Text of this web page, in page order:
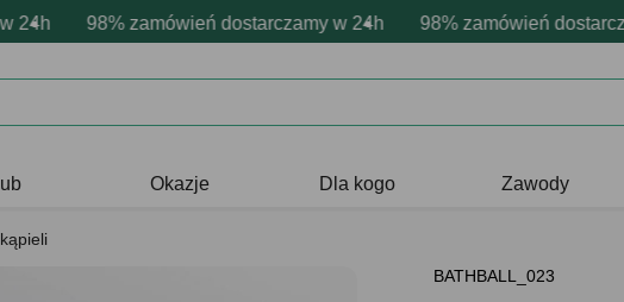
98% zamówień dostarczamy w 24h 98% zamówień
personalizacja produktów Profesjonalna i darmowa
pozytywne emocje - zawsze udane prezenty Prezentujemy
Okazje Dla kogo Zawody
BATHBALL_023